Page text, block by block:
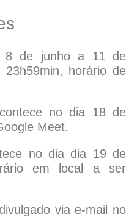
8 de junho a 11 de
horário de
no dia 18 de
Meet.
no dia dia 19 de
em local a ser
via e-mail no